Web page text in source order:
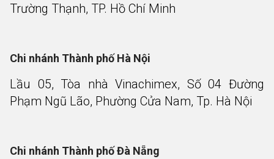
Trường Thạnh, TP. Hồ Chí Minh
Chi nhánh Thành phố Hà Nội
Lầu 05, Tòa nhà Vinachimex, Số 04 Đường
Phạm Ngũ Lão, Phường Cửa Nam, Tp. Hà Nội
Chi nhánh Thành phố Đà Nẵng